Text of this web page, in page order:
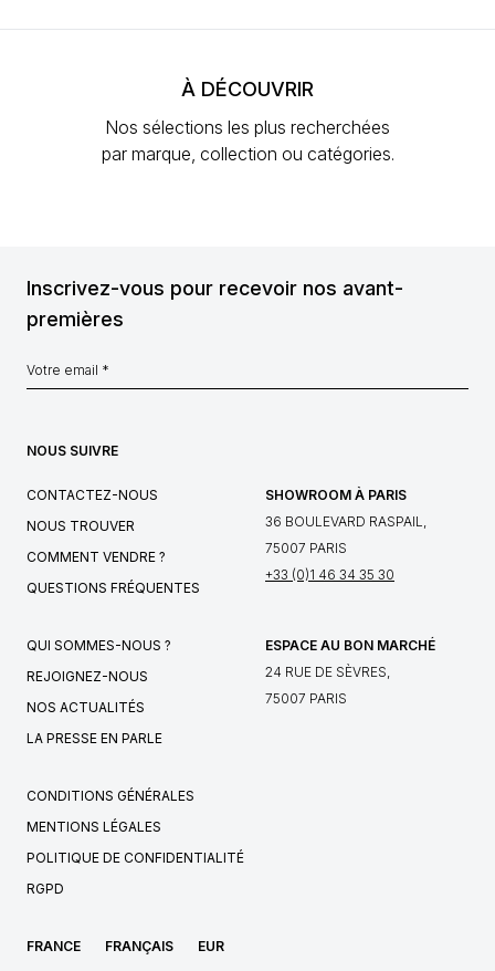
À DÉCOUVRIR
Nos sélections les plus recherchées
par marque, collection ou catégories.
Inscrivez-vous pour recevoir nos avant-
premières
NOUS SUIVRE
CONTACTEZ-NOUS
NOUS TROUVER
COMMENT VENDRE ?
QUESTIONS FRÉQUENTES
SHOWROOM À PARIS
36 BOULEVARD RASPAIL,
75007 PARIS
+33 (0)1 46 34 35 30
QUI SOMMES-NOUS ?
REJOIGNEZ-NOUS
NOS ACTUALITÉS
LA PRESSE EN PARLE
ESPACE AU BON MARCHÉ
24 RUE DE SÈVRES,
75007 PARIS
CONDITIONS GÉNÉRALES
MENTIONS LÉGALES
POLITIQUE DE CONFIDENTIALITÉ
RGPD
FRANCE FRANÇAIS EUR